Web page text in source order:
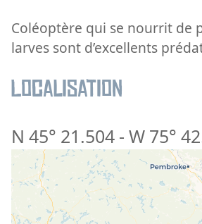
Coléoptère qui se nourrit de
larves sont d’excellents
Localisation
N 45° 21.504 - W 75°